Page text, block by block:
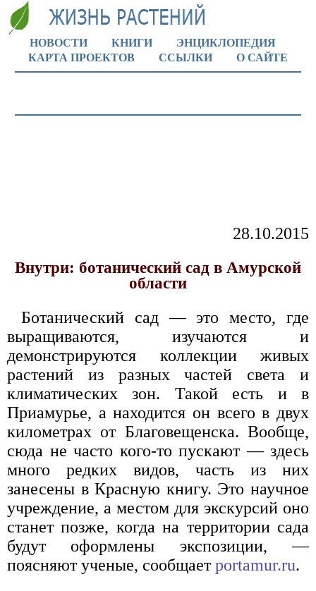
НОВОСТИ КНИГИ
ЭНЦИКЛОПЕДИЯ
КАРТА ПРОЕКТОВ
ССЫЛКИ О САЙТЕ
28.10.2015
Внутри: ботанический сад в Амурской
области
Ботанический сад — это место, где
выращиваются, изучаются и
демонстрируются коллекции живых
растений из разных частей света и
климатических зон. Такой есть и в
Приамурье, а находится он всего в двух
километрах от Благовещенска. Вообще,
сюда не часто кого-то пускают — здесь
много редких видов, часть из них
занесены в Красную книгу. Это научное
учреждение, а местом для экскурсий оно
станет позже, когда на территории сада
будут оформлены экспозиции, —
поясняют ученые, сообщаетportamur.ru.